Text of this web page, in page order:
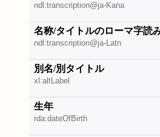
ndl:transcription@ja-Kana
名称/タイトルのローマ字読
ndl:transcription@ja-Latn
別名/別タイトル
xl:altLabel
生年
rda:dateOfBirth